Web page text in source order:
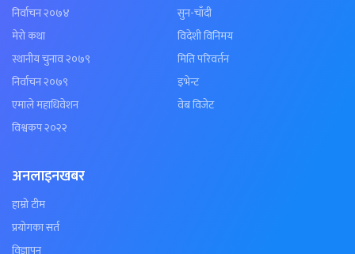
निर्वाचन २०७४
मेरो कथा
स्थानीय चुनाव २०७९
निर्वाचन २०७९
एमाले महाधिवेशन
विश्वकप २०२२
सुन-चाँदी
विदेशी विनिमय
मिति परिवर्तन
इभेन्ट
वेब विजेट
अनलाइनखबर
हाम्रो टीम
प्रयोगका सर्त
विज्ञापन